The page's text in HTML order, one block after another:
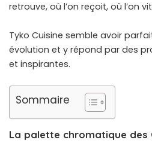
retrouve, où l’on reçoit, où l’on
Tyko Cuisine semble avoir
évolution et y répond par des
et inspirantes.
Sommaire
La palette chromatique des